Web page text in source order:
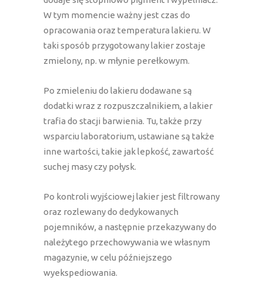
W tym momencie ważny jest czas do
opracowania oraz temperatura lakieru. W
taki sposób przygotowany lakier zostaje
zmielony, np. w młynie perełkowym.
Po zmieleniu do lakieru dodawane są
dodatki wraz z rozpuszczalnikiem, a lakier
trafia do stacji barwienia. Tu, także przy
wsparciu laboratorium, ustawiane są także
inne wartości, takie jak lepkość, zawartość
suchej masy czy połysk.
Po kontroli wyjściowej lakier jest filtrowany
oraz rozlewany do dedykowanych
pojemników, a następnie przekazywany do
należytego przechowywania we własnym
magazynie, w celu późniejszego
wyekspediowania.